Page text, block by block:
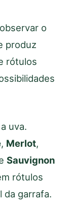
o
produz
rótulos
uva.
, Merlot,
Sauvignon
rótulos
da garrafa.